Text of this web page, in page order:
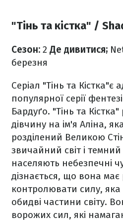
"Тінь та кістка" /
Сезон: 2 Де дивитися;
березня
Серіал "Тінь та Кістка"є
популярної серії
Бардуґо. "Тінь та
дівчину на ім'я Аліна,
розділений Великою
звичайний світ і темний
населяють небезпечні
дізнається, що вона має
контролювати силу,
обидві частини світу.
ворожих сил, які